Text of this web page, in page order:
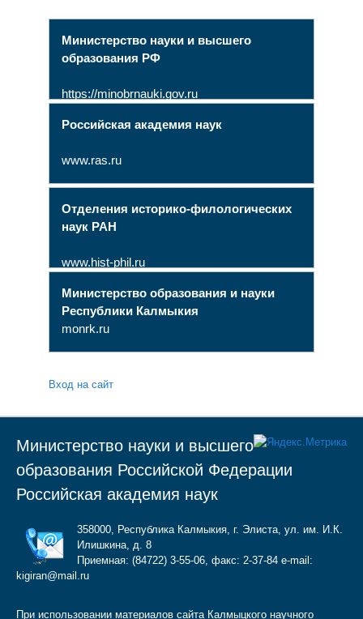
Министерство науки и высшего
образования РФ
https://minobrnauki.gov.ru
Российская академия наук
www.ras.ru
Отделения историко-филологических
наук РАН
www.hist-phil.ru
Министерство образования и науки
Республики Калмыкия
monrk.ru
Вход на сайт
Министерство науки и высшего
образования Российской Федерации
Российская академия наук
358000, Республика Калмыкия, г. Элиста, ул. им. И.К.
Илишкина, д. 8
Приемная: (84722) 3-55-06, факс: 2-37-84 e-mail:
kigiran@mail.ru
При использовании материалов сайта Калмыцкого научного